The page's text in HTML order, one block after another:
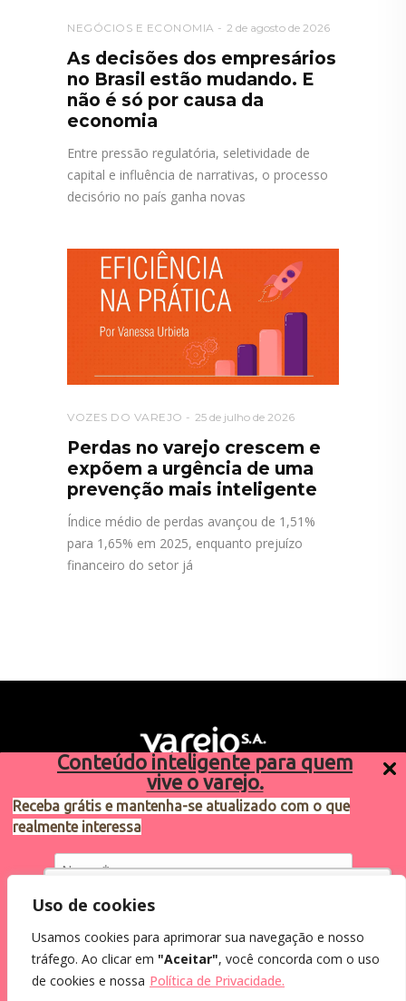
Conteúdo inteligente para quem
vive o varejo.
Receba grátis e mantenha-se atualizado com o que
realmente interessa
Eu concordo em receber comunicações.
Ao informar meus dados, eu concordo com a
Utilizamos cookies para oferecer melhor
como você interage em nosso site e
personalizar conteúdo.
Uso de cookies
Usamos cookies para aprimorar sua navegação e nosso
tráfego. Ao clicar em "Aceitar", você concorda com o uso
de cookies e nossa Política de Privacidade.
NEGÓCIOS E ECONOMIA 2 de agosto de 2026
As decisões dos empresários
no Brasil estão mudando. E
não é só por causa da
economia
Entre pressão regulatória, seletividade de
capital e influência de narrativas, o processo
decisório no país ganha novas
VOZES DO VAREJO 25 de julho de 2026
Perdas no varejo crescem e
expõem a urgência de uma
prevenção mais inteligente
Índice médio de perdas avançou de 1,51%
para 1,65% em 2025, enquanto prejuízo
financeiro do setor já
Sugestões de pauta
varejosa@cndl.org.br
2024®. Todos os direitos reservados.